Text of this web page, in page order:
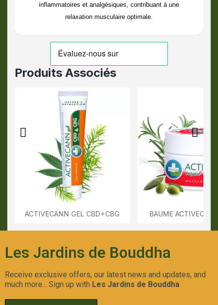
inflammatoires et analgésiques, contribuant à une
relaxation musculaire optimale.
Produits Associés
Aperçu Rapide
ACTIVECANN GEL CBD+CBG Aperçu
BAUME
Les Jardins de Bouddha
Receive exclusive offers, our latest news and updates, and
much more... Sign up with Les Jardins de Bouddha